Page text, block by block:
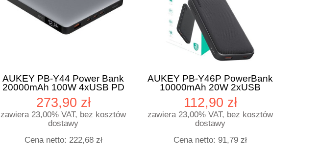
AUKEY PB-Y44 Power Bank
20000mAh 100W 4xUSB PD
3.0 QC 3.0 LED
273,90 zł
zawiera 23,00% VAT, bez kosztów
dostawy
Cena netto: 222,68 zł
AUKEY PB-Y46P PowerBank
10000mAh 20W 2xUSB
kabel USB-C
112,90 zł
zawiera 23,00% VAT, bez kosztów
dostawy
Cena netto: 91,79 zł